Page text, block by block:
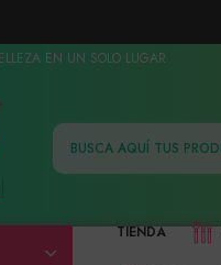
EN UN SOLO LUGAR
TIENDA